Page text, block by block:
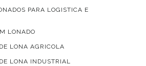
PARA LOGISTICA E
LONADO
LONA AGRICOLA
LONA INDUSTRIAL